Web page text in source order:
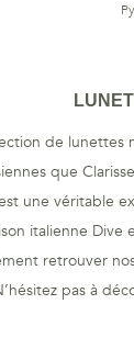
de lunettes
que
une véritable
italienne
retrouver
pas à